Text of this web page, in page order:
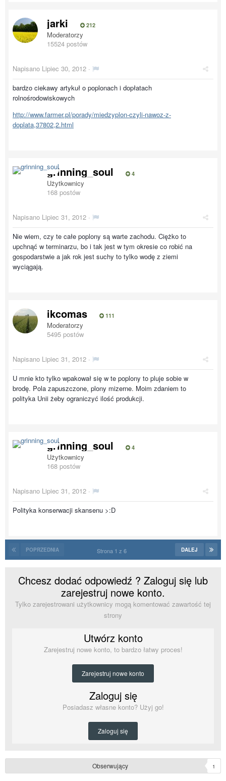
jarki 212
Moderatorzy
15524 postów
Napisano Lipiec 30, 2012 ·
bardzo ciekawy artykuł o poplonach i dopłatach
rolnośrodowiskowych
http://www.farmer.pl/porady/miedzyplon-czyli-nawoz-z-
doplata,37802,2.html
grinning_soul 4
Użytkownicy
168 postów
Napisano Lipiec 31, 2012 ·
Nie wiem, czy te całe poplony są warte zachodu. Ciężko to
upchnąć w terminarzu, bo i tak jest w tym okresie co robić na
gospodarstwie a jak rok jest suchy to tylko wodę z ziemi
wyciągają.
ikcomas 111
Moderatorzy
5495 postów
Napisano Lipiec 31, 2012 ·
U mnie kto tylko wpakował się w te poplony to pluje sobie w
brodę. Pola zapuszczone, plony mizerne. Moim zdaniem to
polityka Unii żeby ograniczyć ilość produkcji.
grinning_soul 4
Użytkownicy
168 postów
Napisano Lipiec 31, 2012 ·
Polityka konserwacji skansenu >:D
POPRZEDNIA DALEJ
Strona 1 z 6
Chcesz dodać odpowiedź ? Zaloguj się lub
zarejestruj nowe konto.
Tylko zarejestrowani użytkownicy mogą komentować zawartość tej
strony
Utwórz konto
Zarejestruj nowe konto, to bardzo łatwy proces!
Zarejestruj nowe konto
Zaloguj się
Posiadasz własne konto? Użyj go!
Zaloguj się
Obserwujący 1